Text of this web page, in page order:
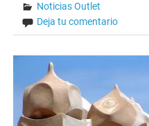
Noticias Outlet
Deja tu comentario